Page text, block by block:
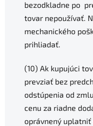
bezodkladne po
tovar nepoužívať.
mechanického
prihliadať.
(10) Ak kupujúci
prevziať bez
odstúpenia od
cenu za riadne
oprávnený uplatniť